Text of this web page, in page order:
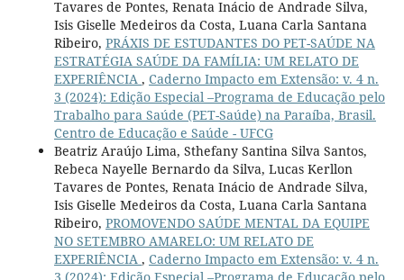
Tavares de Pontes, Renata Inácio de Andrade Silva,
Isis Giselle Medeiros da Costa, Luana Carla Santana
Ribeiro, PRÁXIS DE ESTUDANTES DO PET-SAÚDE NA
ESTRATÉGIA SAÚDE DA FAMÍLIA: UM RELATO DE
EXPERIÊNCIA , Caderno Impacto em Extensão: v. 4 n.
3 (2024): Edição Especial –Programa de Educação pelo
Trabalho para Saúde (PET-Saúde) na Paraíba, Brasil.
Centro de Educação e Saúde - UFCG
Beatriz Araújo Lima, Sthefany Santina Silva Santos,
Rebeca Nayelle Bernardo da Silva, Lucas Kerllon
Tavares de Pontes, Renata Inácio de Andrade Silva,
Isis Giselle Medeiros da Costa, Luana Carla Santana
Ribeiro, PROMOVENDO SAÚDE MENTAL DA EQUIPE
NO SETEMBRO AMARELO: UM RELATO DE
EXPERIÊNCIA , Caderno Impacto em Extensão: v. 4 n.